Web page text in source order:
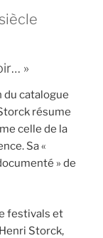
»
catalogue
résume
celle de la
Sa «
» de
festivals et
Storck,